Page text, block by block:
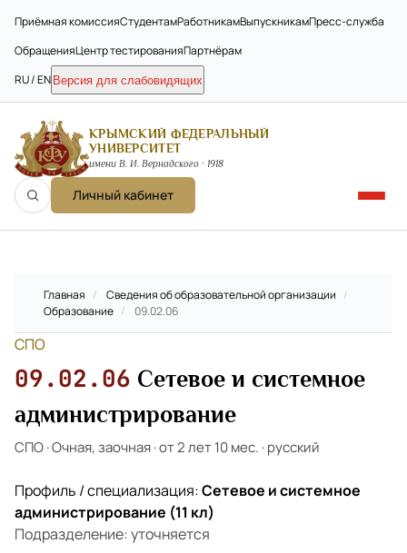
Приёмная комиссияСтудентамРаботникамВыпускникамПресс-служба
ОбращенияЦентр тестированияПартнёрам
RU / EN Версия для слабовидящих
КРЫМСКИЙ ФЕДЕРАЛЬНЫЙ
УНИВЕРСИТЕТ
имени В. И. Вернадского · 1918
Личный кабинет
Главная / Сведения об образовательной организации /
Образование / 09.02.06
СПО
09.02.06 Сетевое и системное
администрирование
СПО·Очная, заочная·от 2 лет 10 мес. ·русский
Профиль / специализация:Сетевое и системное
администрирование (11 кл)
Подразделение: уточняется